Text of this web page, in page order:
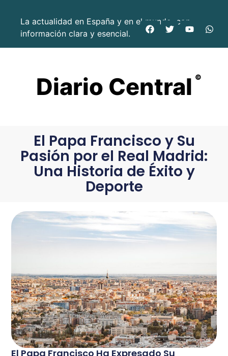
La actualidad en España y en el mundo, con
información clara y esencial.
Diario Central ©
El Papa Francisco y Su
Pasión por el Real Madrid:
Una Historia de Éxito y
Deporte
El Papa Francisco Ha Expresado Su